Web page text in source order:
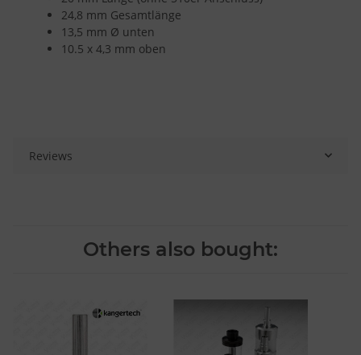
24,8 mm Gesamtlänge
13,5 mm Ø unten
10.5 x 4,3 mm oben
Reviews
Others also bought: